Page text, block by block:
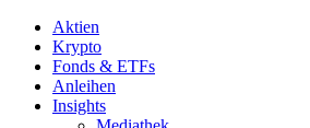
Aktien
Krypto
Fonds & ETFs
Anleihen
Insights